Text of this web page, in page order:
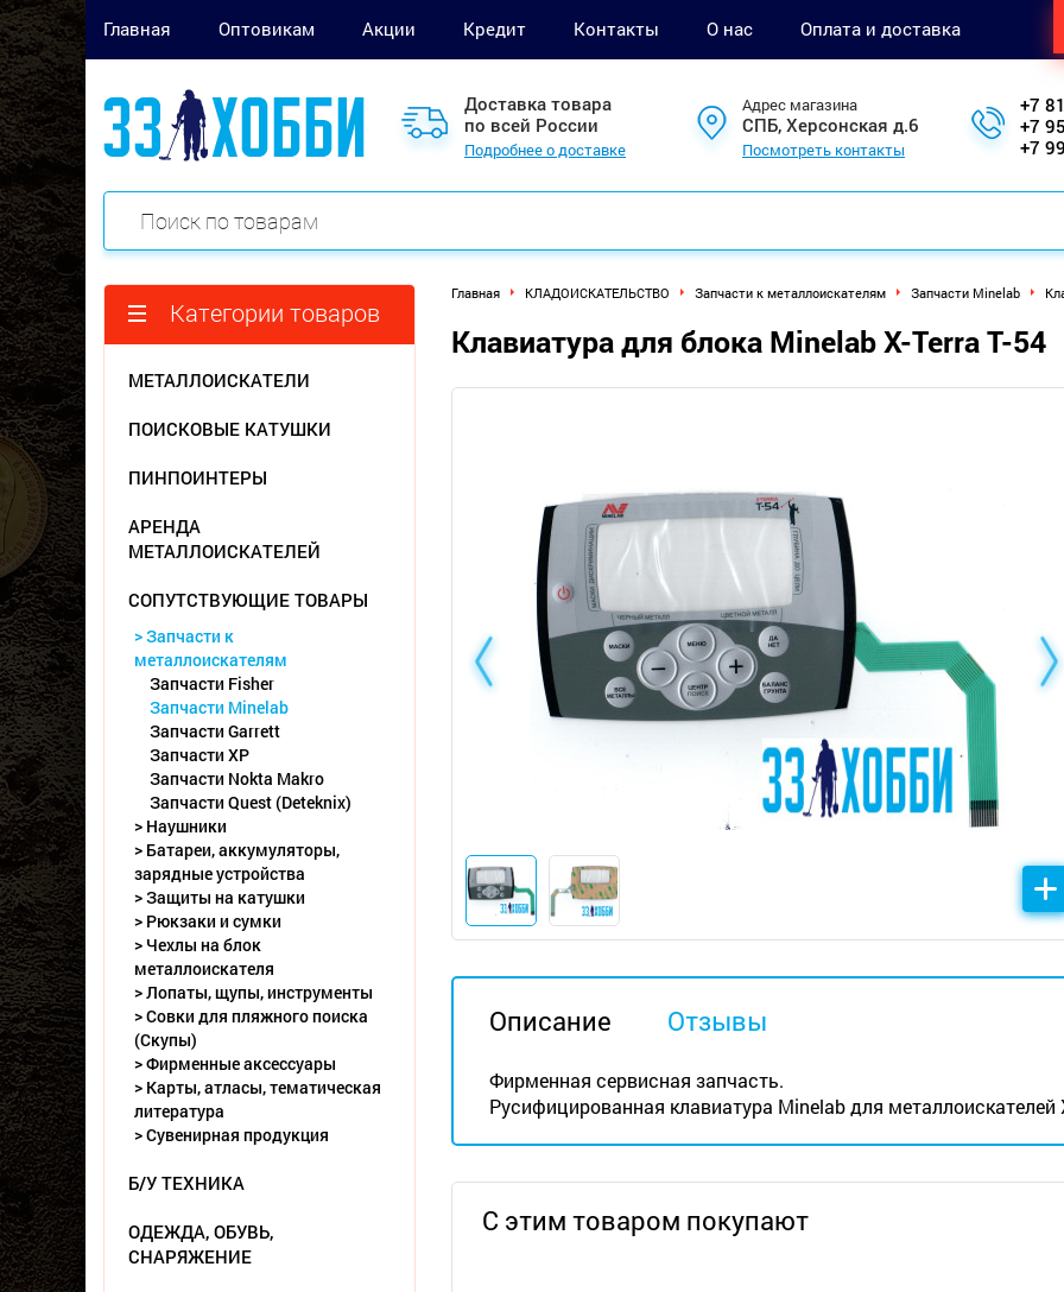
Главная Оптовикам Акции Кредит Контакты О нас Оплата и доставка
Доставка товара
по всей России
Подробнее о доставке
Адрес магазина
СПБ, Херсонская д.6
Посмотреть контакты
+7
+7
+7
Категории товаров
МЕТАЛЛОИСКАТЕЛИ
ПОИСКОВЫЕ КАТУШКИ
ПИНПОИНТЕРЫ
АРЕНДА
МЕТАЛЛОИСКАТЕЛЕЙ
СОПУТСТВУЮЩИЕ ТОВАРЫ
> Запчасти к
металлоискателям
Запчасти Fisher
Запчасти Minelab
Запчасти Garrett
Запчасти XP
Запчасти Nokta Makro
Запчасти Quest (Deteknix)
> Наушники
> Батареи, аккумуляторы,
зарядные устройства
> Защиты на катушки
> Рюкзаки и сумки
> Чехлы на блок
металлоискателя
> Лопаты, щупы, инструменты
> Совки для пляжного поиска
(Скупы)
> Фирменные аксессуары
> Карты, атласы, тематическая
литература
> Сувенирная продукция
Б/У ТЕХНИКА
ОДЕЖДА, ОБУВЬ,
СНАРЯЖЕНИЕ
Главная КЛАДОИСКАТЕЛЬСТВО Запчасти к металлоискателям Запчасти Minelab
Клавиатура для блока Minelab X-Terra T-54
Описание Отзывы
Фирменная сервисная запчасть.
Русифицированная клавиатура Minelab для
С этим товаром покупают